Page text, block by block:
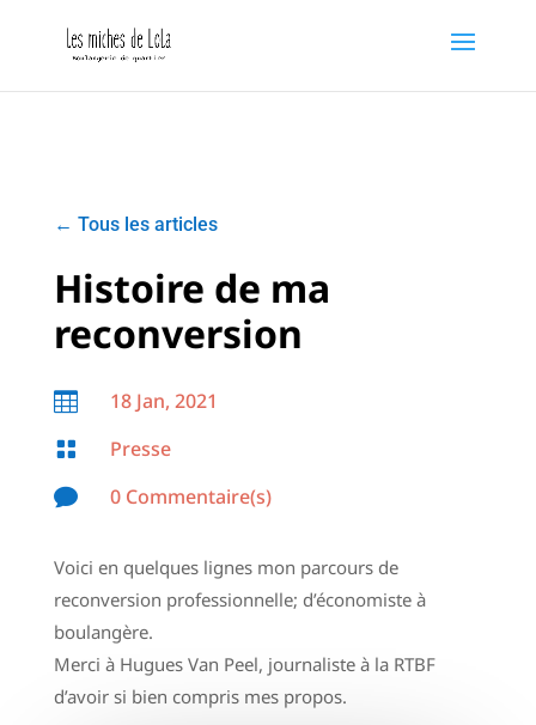
← Tous les articles
Histoire de ma
reconversion
 18 Jan, 2021
 Presse
 0 Commentaire(s)
Voici en quelques lignes mon parcours de
reconversion professionnelle; d’économiste à
boulangère.
Merci à Hugues Van Peel, journaliste à la RTBF
d’avoir si bien compris mes propos.